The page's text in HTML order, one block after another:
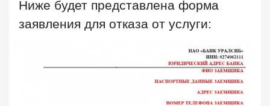
Ниже будет представлена форма
заявления для отказа от услуги: